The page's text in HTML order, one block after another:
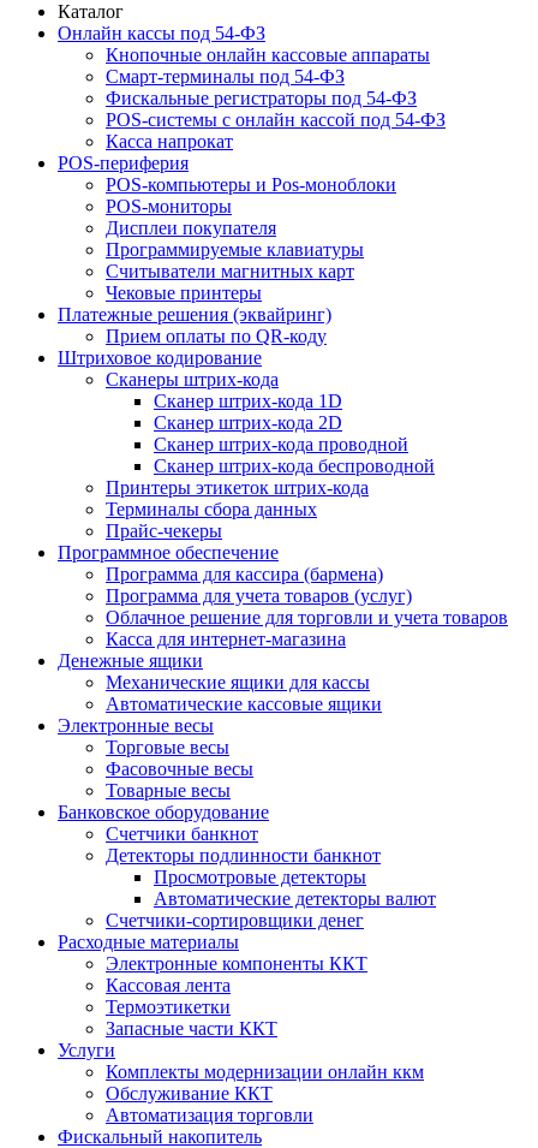
Каталог
Онлайн кассы под 54-ФЗ
Кнопочные онлайн кассовые аппараты
Смарт-терминалы под 54-ФЗ
Фискальные регистраторы под 54-ФЗ
POS-системы с онлайн кассой под 54-ФЗ
Касса напрокат
POS-периферия
POS-компьютеры и Pos-моноблоки
POS-мониторы
Дисплеи покупателя
Программируемые клавиатуры
Считыватели магнитных карт
Чековые принтеры
Платежные решения (эквайринг)
Прием оплаты по QR-коду
Штриховое кодирование
Сканеры штрих-кода
Сканер штрих-кода 1D
Сканер штрих-кода 2D
Сканер штрих-кода проводной
Сканер штрих-кода беспроводной
Принтеры этикеток штрих-кода
Терминалы сбора данных
Прайс-чекеры
Программное обеспечение
Программа для кассира (бармена)
Программа для учета товаров (услуг)
Облачное решение для торговли и учета товаров
Касса для интернет-магазина
Денежные ящики
Механические ящики для кассы
Автоматические кассовые ящики
Электронные весы
Торговые весы
Фасовочные весы
Товарные весы
Банковское оборудование
Счетчики банкнот
Детекторы подлинности банкнот
Просмотровые детекторы
Автоматические детекторы валют
Счетчики-сортировщики денег
Расходные материалы
Электронные компоненты ККТ
Кассовая лента
Термоэтикетки
Запасные части ККТ
Услуги
Комплекты модернизации онлайн ккм
Обслуживание ККТ
Автоматизация торговли
Фискальный накопитель